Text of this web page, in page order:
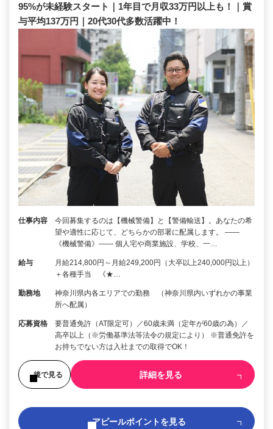
95%が未経験スタート｜1年目で月収33万円以上も！｜賞
与平均137万円｜20代30代多数活躍中！
仕事内容
今回募集するのは【機械警備】と【警備輸送】。あなたの希
望や適性に応じて、どちらかの部署に配属します。 ――
《機械警備》―― 個人宅や商業施設、学校、一…
給与
月給214,800円～月給249,200円（大卒以上240,000円以上）
＋各種手当 《★…
勤務地
神奈川県内各エリアでの勤務 （神奈川県内いずれかの事業
所へ配属）
応募資格
要普通免許（AT限定可）／60歳未満（定年が60歳の為）／
高卒以上（※労働基準法等法令の規定により） ※普通免許を
お持ちでない方は入社までの取得でOK！
後で見る 詳細を見る
アピールポイントを見る